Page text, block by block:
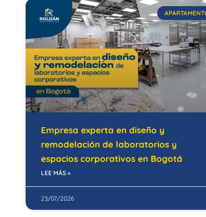
Empresa experta en diseño y
remodelación de laboratorios y
espacios corporativos en Bogotá
LEE MÁS »
23/07/2026